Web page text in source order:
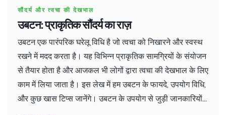
सौंदर्य और त्वचा की देखभाल
उबटन: प्राकृतिक सौंदर्य का राज़
उबटन एक पारंपरिक घरेलू विधि है जो त्वचा को निखारने और स्वस्थ
रखने में मदद करता है। यह विभिन्न प्राकृतिक सामग्रियों के संयोजन
से तैयार होता है और आजकल भी लोगों द्वारा त्वचा की देखभाल के लिए
काम में लिया जाता है। इस लेख में हम उबटन के फायदे, उपयोग विधि,
और कुछ खास टिप्स जानेंगे। उबटन के उपयोग से जुड़ी जानकारियों